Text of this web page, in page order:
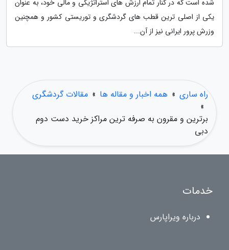
شده است که در کنار تمام ارزش های استراتژیکی و مالی خود، به عنوان
یکی از اصلی ترین قطب های گردشگری و توریستی کشور و همچنین
وزرش پرور ایرانی نیز از آن...
راه ساری » همه اخبار و مقاله ها » مقالات گردشگری
»
برترین و مقرون به صرفه ترین مراکز خرید دست دوم
دبی
خدمات
درباره ویراپارس